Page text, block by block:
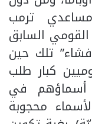
ترمب
السابق
تلك حين
كبار طلب
أسماؤهم في
محجوبة